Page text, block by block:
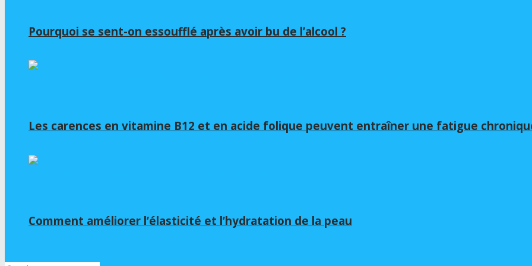
Pourquoi se sent-on essoufflé après avoir bu de l’alcool ?
Les carences en vitamine B12 et en acide folique peuvent entraîner une fatigue
Comment améliorer l’élasticité et l’hydratation de la peau